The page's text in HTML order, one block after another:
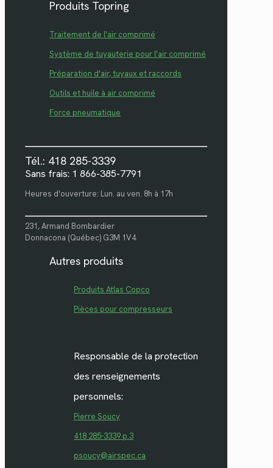
Produits Topring
Traitement de l'air comprimé
Système de tuyauterie pour l'air comprimé
Préparation d'air, tuyaux et raccords
Outils et huile à air comprimé
Force pneumatique
Tél.: 418 285-3339
Sans frais: 1 866-385-7791
Heures d'ouverture: Lun. au ven. 8h à 17h
231, Armand Bombardier
Donnacona (Québec) G3M 1V4
Autres produits
Produits Atlas Copco
Pièces pour compresseurs
Responsable de la protection
des renseignements
personnels:
Pierre Soucy
418 285-3339 p.3
psoucy@airspec.ca